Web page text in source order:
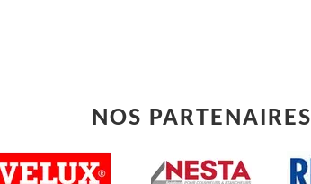
NOS PARTENAIRES